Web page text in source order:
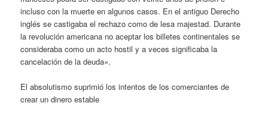
incluso con la muerte en algunos casos. En el antiguo Derecho
inglés se castigaba el rechazo como de lesa majestad. Durante
la revolución americana no aceptar los billetes continentales se
consideraba como un acto hostil y a veces significaba la
cancelación de la deuda».
El absolutismo suprimió los intentos de los comerciantes de
crear un dinero estable